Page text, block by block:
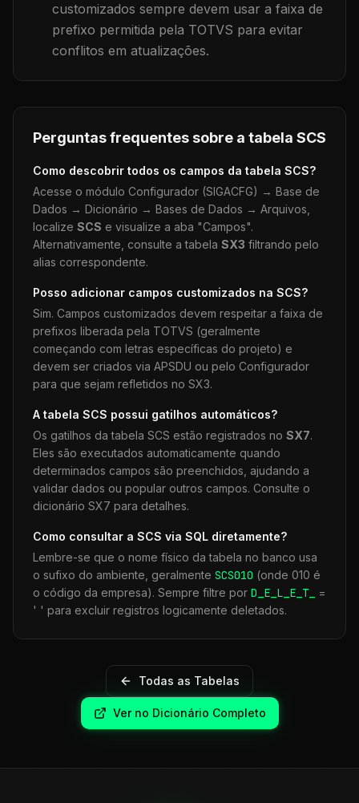
customizados sempre devem usar a faixa de
prefixo permitida pela TOTVS para evitar
conflitos em atualizações.
Perguntas frequentes sobre a tabela SCS
Como descobrir todos os campos da tabela SCS?
Acesse o módulo Configurador (SIGACFG) → Base de
Dados → Dicionário → Bases de Dados → Arquivos,
localize SCS e visualize a aba "Campos".
Alternativamente, consulte a tabela SX3 filtrando pelo
alias correspondente.
Posso adicionar campos customizados na SCS?
Sim. Campos customizados devem respeitar a faixa de
prefixos liberada pela TOTVS (geralmente
começando com letras específicas do projeto) e
devem ser criados via APSDU ou pelo Configurador
para que sejam refletidos no SX3.
A tabela SCS possui gatilhos automáticos?
Os gatilhos da tabela SCS estão registrados no SX7.
Eles são executados automaticamente quando
determinados campos são preenchidos, ajudando a
validar dados ou popular outros campos. Consulte o
dicionário SX7 para detalhes.
Como consultar a SCS via SQL diretamente?
Lembre-se que o nome físico da tabela no banco usa
o sufixo do ambiente, geralmente SCS010 (onde 010 é
o código da empresa). Sempre filtre por D_E_L_E_T_
=
' ' para excluir registros logicamente deletados.
Todas as Tabelas
Ver no Dicionário Completo